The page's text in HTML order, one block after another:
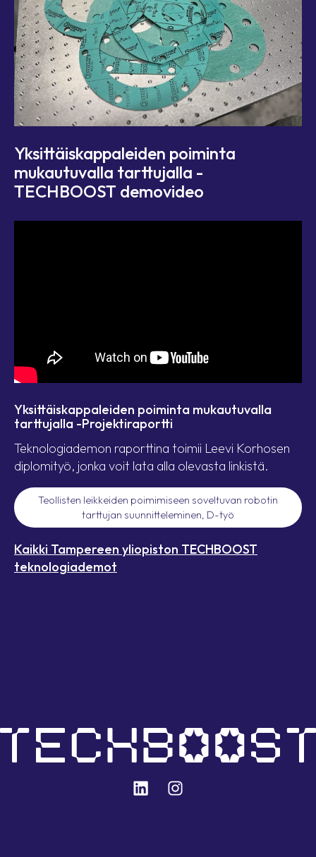
Yksittäiskappaleiden poiminta
mukautuvalla tarttujalla -
TECHBOOST demovideo
Yksittäiskappaleiden poiminta mukautuvalla
tarttujalla -Projektiraportti
Teknologiademon raporttina toimii Leevi Korhosen
diplomityö, jonka voit lata alla olevasta linkistä.
Teollisten leikkeiden poimimiseen soveltuvan robotin
tarttujan suunnitteleminen, D-työ
Kaikki Tampereen yliopiston TECHBOOST
teknologiademot